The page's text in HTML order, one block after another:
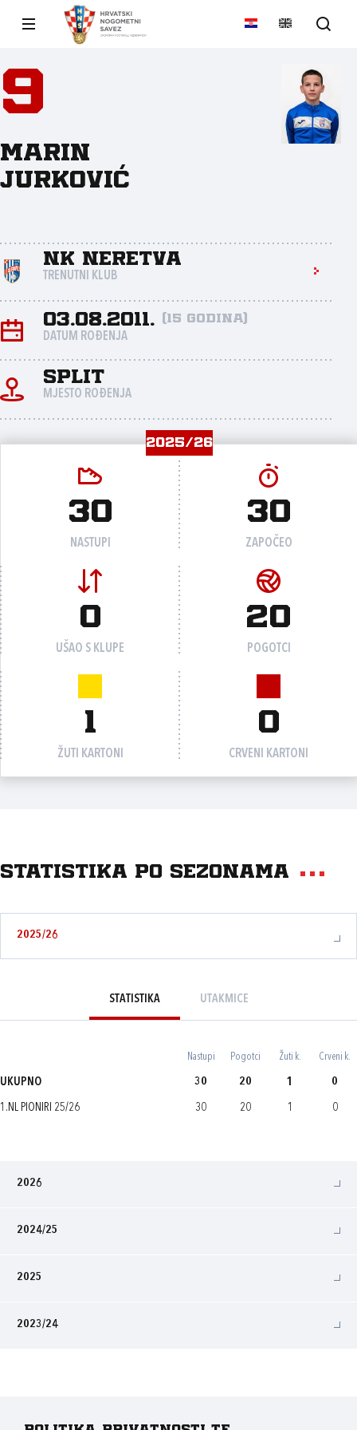
9
Marin
Jurković
NK Neretva
TRENUTNI KLUB
03.08.2011. (15 godina)
DATUM ROĐENJA
Split
MJESTO ROĐENJA
2025/26
30
NASTUPI
30
ZAPOČEO
0
UŠAO S KLUPE
20
POGOTCI
1
ŽUTI KARTONI
0
CRVENI KARTONI
Statistika po sezonama
2025/26
STATISTIKA UTAKMICE
Nastupi Pogotci Žuti k. Crveni k.
UKUPNO 30 20 1 0
1.NL PIONIRI 25/26 30 20 1 0
2026
2024/25
2025
2023/24